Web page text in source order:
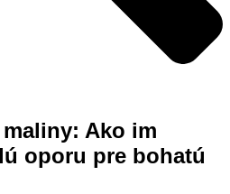
Ako im
oporu pre bohatú